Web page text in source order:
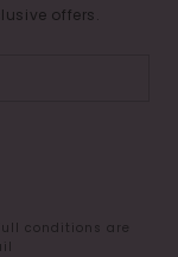
offers.
conditions are